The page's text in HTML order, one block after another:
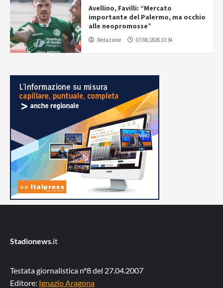
Avellino, Favilli: “Mercato
importante del Palermo, ma occhio
alle neopromosse”
Redazione 07/08/2026 10:34
Stadionews .it
Testata giornalistica n°8 del 27.04.2007
Editore: Ignazio Aragona